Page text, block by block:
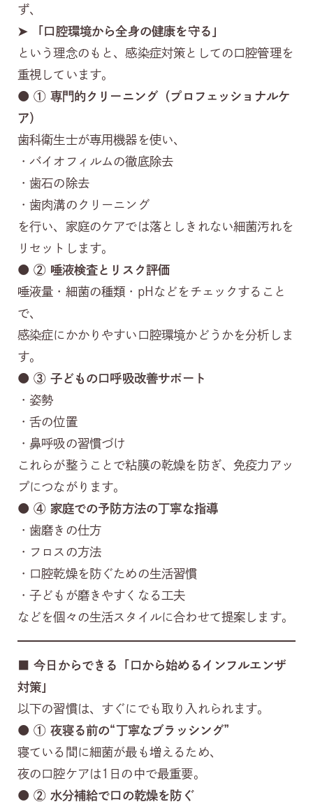
ず、
➤
「口腔環境から全身の健康を守る」
という理念のもと、感染症対策としての口腔管理を
重視しています。
● ① 専門的クリーニング（プロフェッショナルケ
ア）
歯科衛生士が専用機器を使い、
・バイオフィルムの徹底除去
・歯石の除去
・歯肉溝のクリーニング
を行い、家庭のケアでは落としきれない細菌汚れを
リセットします。
● ② 唾液検査とリスク評価
唾液量・細菌の種類・pHなどをチェックすること
で、
感染症にかかりやすい口腔環境かどうかを分析しま
す。
● ③ 子どもの口呼吸改善サポート
・姿勢
・舌の位置
・鼻呼吸の習慣づけ
これらが整うことで粘膜の乾燥を防ぎ、免疫力アッ
プにつながります。
● ④ 家庭での予防方法の丁寧な指導
・歯磨きの仕方
・フロスの方法
・口腔乾燥を防ぐための生活習慣
・子どもが磨きやすくなる工夫
などを個々の生活スタイルに合わせて提案します。
■今日からできる「口から始めるインフルエンザ
対策」
以下の習慣は、すぐにでも取り入れられます。
● ① 夜寝る前の“丁寧なブラッシング”
寝ている間に細菌が最も増えるため、
夜の口腔ケアは1日の中で最重要。
● ② 水分補給で口の乾燥を防ぐ